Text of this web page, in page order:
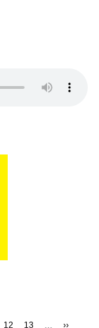
Page
12 Page
13 …
Pagina
››